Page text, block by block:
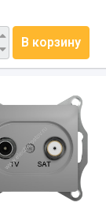
В корзину